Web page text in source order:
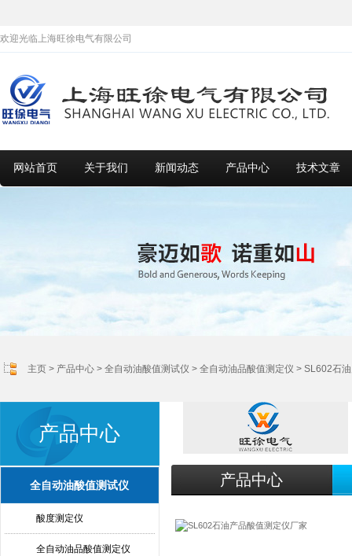
欢迎光临上海旺徐电气有限公司
网站首页 关于我们 新闻动态 产品中心 技术文章
主页 > 产品中心 > 全自动油酸值测试仪 > 全自动油品酸值测定仪 > SL602石
产品中心
全自动油酸值测试仪
酸度测定仪
全自动油品酸值测定仪
产品中心